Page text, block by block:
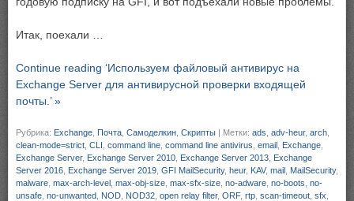
Итак, поехали …
Continue reading ‘Используем файловый антивирус на
Exchange Server для антивирусной проверки входящей
почты.’ »
Рубрика: Exchange Почта Самоделкин Скрипты | Метки: ads adv-heur, arch
clean-mode=strict CLI command line command line antivirus email Exchange
Exchange Server, Exchange Server 2010 Exchange Server 2013 Exchange
Server 2016 Exchange Server 2019 GFI MailSecurity, heur, KAV, mail MailSecurity,
malware max-arch-level max-obj-size max-sfx-size no-adware no-boots no-
unsafe no-unwanted NOD NOD32 open relay filter, ORF, rtp scan-timeout sfx